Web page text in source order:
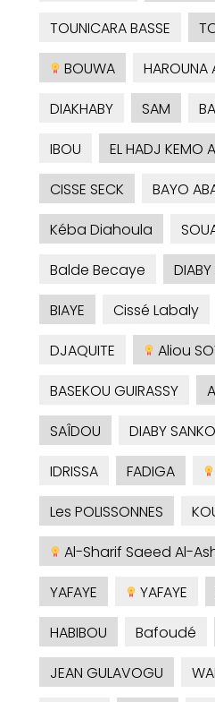
TOUNICARA BASSE
BOUWA
HAROUNA
DIAKHABY
SAM
IBOU
EL HADJ KEMO
CISSE SECK
BAYO
Kéba Diahoula
Balde Becaye
BIAYE
Cissé Labaly
DJAQUITE
Aliou
BASEKOU GUIRASSY
SAÎDOU
DIABY
IDRISSA
FADIGA
Les POLISSONNES
Al-Sharif Saeed Al-
YAFAYE
YAFAYE
HABIBOU
Bafoudé
JEAN GULAVOGU